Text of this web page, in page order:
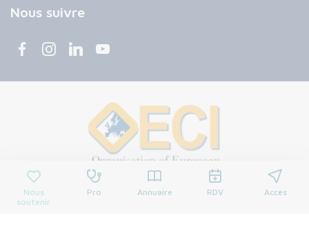
Nous
soutenir
Pro Annuaire RDV Accès
Nous suivre